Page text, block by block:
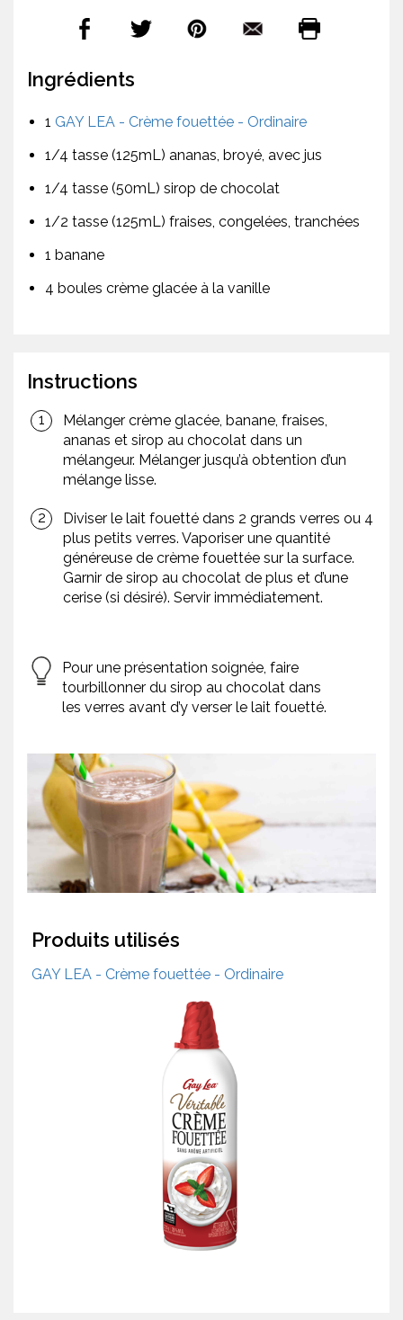
Ingrédients
1 GAY LEA - Crème fouettée - Ordinaire
1/4 tasse (125mL) ananas, broyé, avec jus
1/4 tasse (50mL) sirop de chocolat
1/2 tasse (125mL) fraises, congelées, tranchées
1 banane
4 boules crème glacée à la vanille
Instructions
Mélanger crème glacée, banane, fraises,
ananas et sirop au chocolat dans un
mélangeur. Mélanger jusqu’à obtention d’un
mélange lisse.
Diviser le lait fouetté dans 2 grands verres ou 4
plus petits verres. Vaporiser une quantité
généreuse de crème fouettée sur la surface.
Garnir de sirop au chocolat de plus et d’une
cerise (si désiré). Servir immédiatement.
Pour une présentation soignée, faire
tourbillonner du sirop au chocolat dans
les verres avant d’y verser le lait fouetté.
Produits utilisés
GAY LEA - Crème fouettée - Ordinaire